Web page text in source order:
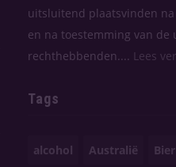
uitsluitend plaatsvinden
en na toestemming van de
rechthebbenden....
Lees
Tags
alcohol Australië Bier